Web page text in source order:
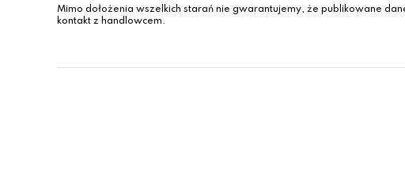
Mimo dołożenia wszelkich starań nie gwarantujemy, że publikowane
kontakt z handlowcem.